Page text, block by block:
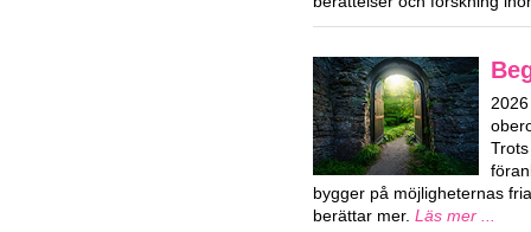
bygger på möjligheternas
berättar mer. Läs mer ...